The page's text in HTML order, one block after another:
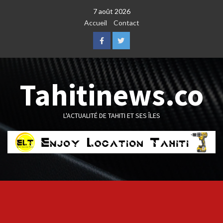
7 août 2026
Accueil
Contact
FacebookTwitter
Tahitinews.co
L'ACTUALITÉ DE TAHITI ET SES ÎLES